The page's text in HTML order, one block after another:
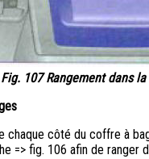
Fig. 107 Rangement dans
chaque côté du coffre à
=> fig. 106 afin de